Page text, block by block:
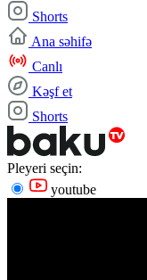
Shorts
Ana səhifə
Canlı
Kəşf et
Shorts
Pleyeri seçin:
youtube